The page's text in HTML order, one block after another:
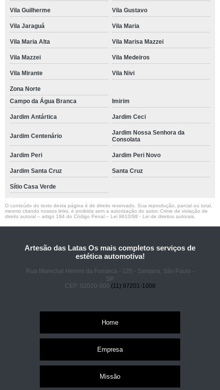
Vila Guilherme Vila Gustavo
Vila Jaraguá Vila Maria
Vila Maria Alta Vila Marisa Mazzei
Vila Mazzei Vila Medeiros
Vila Mirante Vila Nivi
Zona Norte
Campo da Água Branca
Imirim
Jardim Antártica Jardim Ceci
Jardim Centenário
Jardim Nossa Senhora da
Consolata
Jardim Peri Jardim Peri Novo
Jardim Santa Cruz Santa Cruz
Sítio Casa Verde
O conteúdo do texto desta página é de direito reservado. Sua reprodução, parcial ou total,
mesmo citando nossos links, é proibida sem a autorização do autor. Crime de violação de
direito autoral – artigo 184 do Código Penal – Lei 9610/98 - Lei de direitos autorais
Artesão das Latas Os mais completos serviços de
estética automotiva!
Rua Marechal Hermis da Fonseca - 126 - Santana, São Paulo -
SP
CEP: 02020-000 (11) 97201-1008
Home
Empresa
Missão